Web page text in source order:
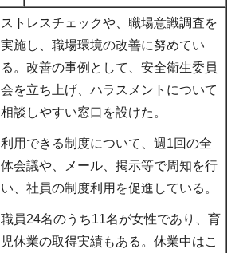
ストレスチェックや、職場意識調査を
実施し、職場環境の改善に努めてい
る。改善の事例として、安全衛生委員
会を立ち上げ、ハラスメントについて
相談しやすい窓口を設けた。
利用できる制度について、週1回の全
体会議や、メール、掲示等で周知を行
い、社員の制度利用を促進している。
職員24名のうち11名が女性であり、育
児休業の取得実績もある。休業中はこ